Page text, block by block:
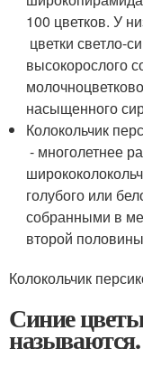
100 цветков. У
цветки светло-
высокорослого
насыщенного
Колокольчик
- многолетнее
голубого или
собранными в
второй
Колокольчик
Синие